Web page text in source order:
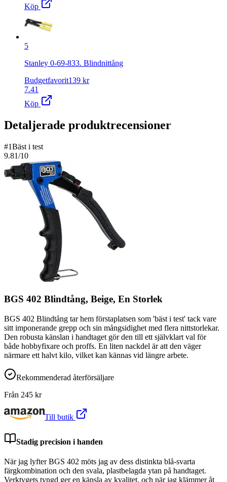
Köp
5
Stanley 0-69-833. Blindnittång
Budgetfavorit139 kr
7.41
Köp
Detaljerade produktrecensioner
#1Bäst i test
9.81/10
BGS 402 Blindtång, Beige, En Storlek
BGS 402 Blindtång tar hem förstaplatsen som 'bäst i test' tack vare
sitt imponerande grepp och sin mångsidighet med flera nittstorlekar.
Den robusta känslan i handtaget gör den till ett självklart val för
både hobbyfixare och proffs. En liten nackdel är att den väger
närmare ett halvt kilo, vilket kan kännas vid längre arbete.
Rekommenderad återförsäljare
Från 245 kr
Till butik
Stadig precision i handen
När jag lyfter BGS 402 möts jag av dess distinkta blå-svarta
färgkombination och den svala, plastbelagda ytan på handtaget.
Verktygets tyngd ger en känsla av kvalitet, och när jag klämmer åt